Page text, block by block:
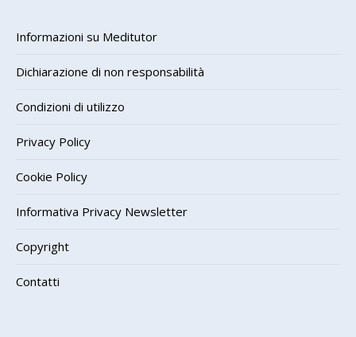
Informazioni su Meditutor
Dichiarazione di non responsabilità
Condizioni di utilizzo
Privacy Policy
Cookie Policy
Informativa Privacy Newsletter
Copyright
Contatti